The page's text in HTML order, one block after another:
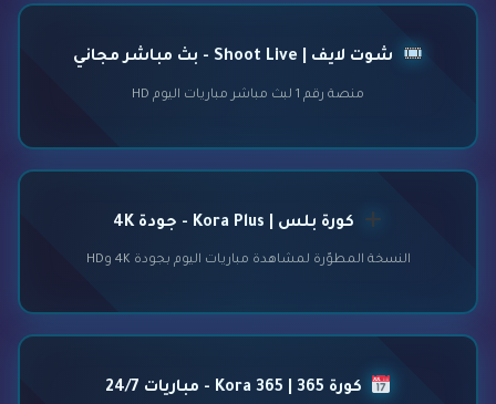
شوت لايف | Shoot Live - بث مباشر مجاني
منصة رقم 1 لبث مباشر مباريات اليوم HD
كورة بلس | Kora Plus - جودة 4K
النسخة المطوّرة لمشاهدة مباريات اليوم بجودة 4K وHD
كورة 365 | Kora 365 - مباريات 24/7